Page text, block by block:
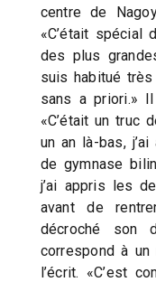
centre de
«C’était spécial
des plus
suis habitué très
sans a priori.»
«C’était un truc
un an là-bas,
de gymnase
j’ai appris les
avant de
décroché son
correspond à un
l’écrit. «C’est